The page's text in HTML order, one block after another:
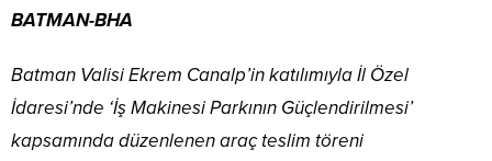
BATMAN-BHA
Batman Valisi Ekrem Canalp’in katılımıyla İl Özel
İdaresi’nde ‘İş Makinesi Parkının Güçlendirilmesi’
kapsamında düzenlenen araç teslim töreni